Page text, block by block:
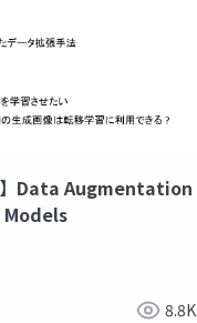
】Data Augmentation
8.8K